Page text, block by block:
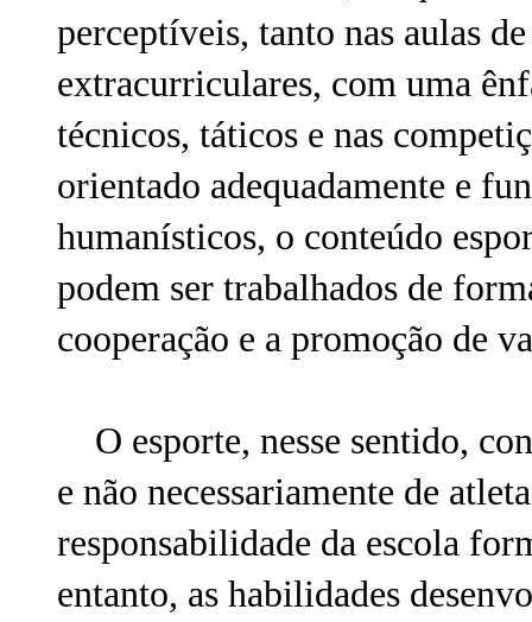
perceptíveis, tanto nas aulas
extracurriculares, com uma
técnicos, táticos e nas
orientado adequadamente e
humanísticos, o conteúdo
podem ser trabalhados de
cooperação e a promoção de
O esporte, nesse sentido,
e não necessariamente de
responsabilidade da escola
entanto, as habilidades